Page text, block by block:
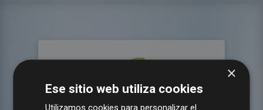
×
Ese sitio web utiliza cookies
Utilizamos cookies para personalizar el